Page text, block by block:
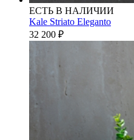
ЕСТЬ В НАЛИЧИИ
Kale Striato Eleganto
32 200 ₽